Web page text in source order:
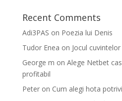
Recent Comments
Adi3PAS on Poezia lui Denis
Tudor Enea on Jocul
George m on Alege Netbet
profitabil
Peteron Cum alegi hota